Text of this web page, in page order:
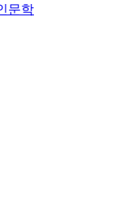
문학